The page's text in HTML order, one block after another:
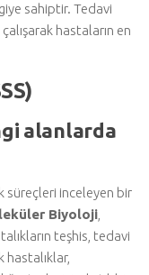
sahiptir. Tedavi
hastaların en
alanlarda
süreçleri inceleyen bir
Biyoloji
teşhis, tedavi
hastalıklar,